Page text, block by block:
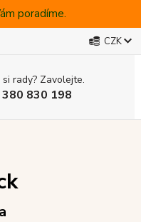
poradíme.
CZK
rady? Zavolejte.
830 198